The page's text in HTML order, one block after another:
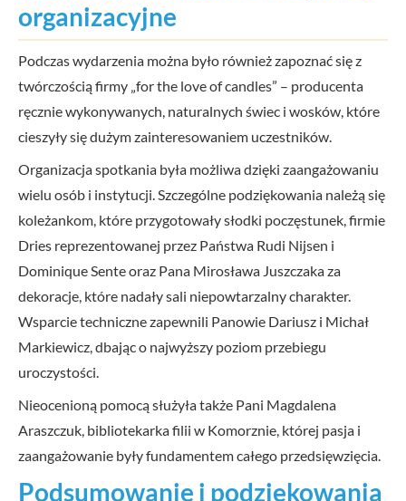
organizacyjne
Podczas wydarzenia można było również zapoznać się z
twórczością firmy „for the love of candles” – producenta
ręcznie wykonywanych, naturalnych świec i wosków, które
cieszyły się dużym zainteresowaniem uczestników.
Organizacja spotkania była możliwa dzięki zaangażowaniu
wielu osób i instytucji. Szczególne podziękowania należą się
koleżankom, które przygotowały słodki poczęstunek, firmie
Dries reprezentowanej przez Państwa Rudi Nijsen i
Dominique Sente oraz Pana Mirosława Juszczaka za
dekoracje, które nadały sali niepowtarzalny charakter.
Wsparcie techniczne zapewnili Panowie Dariusz i Michał
Markiewicz, dbając o najwyższy poziom przebiegu
uroczystości.
Nieocenioną pomocą służyła także Pani Magdalena
Araszczuk, bibliotekarka filii w Komorznie, której pasja i
zaangażowanie były fundamentem całego przedsięwzięcia.
Podsumowanie i podziękowania